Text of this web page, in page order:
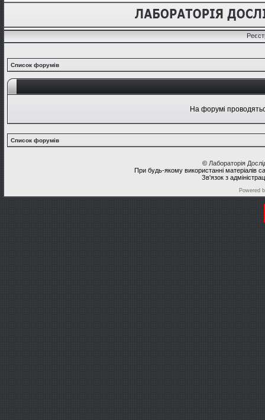
Список форумів
На форумі
Список форумів
© Лабораторія
При будь-якому використанні матеріалів
Зв'язок з
Powered